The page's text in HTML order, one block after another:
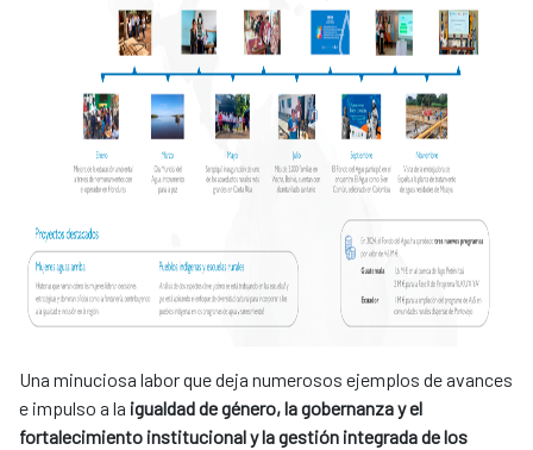
Una minuciosa labor que deja numerosos ejemplos de avances
e impulso a la igualdad de género, la gobernanza y el
fortalecimiento institucional y la gestión integrada de los